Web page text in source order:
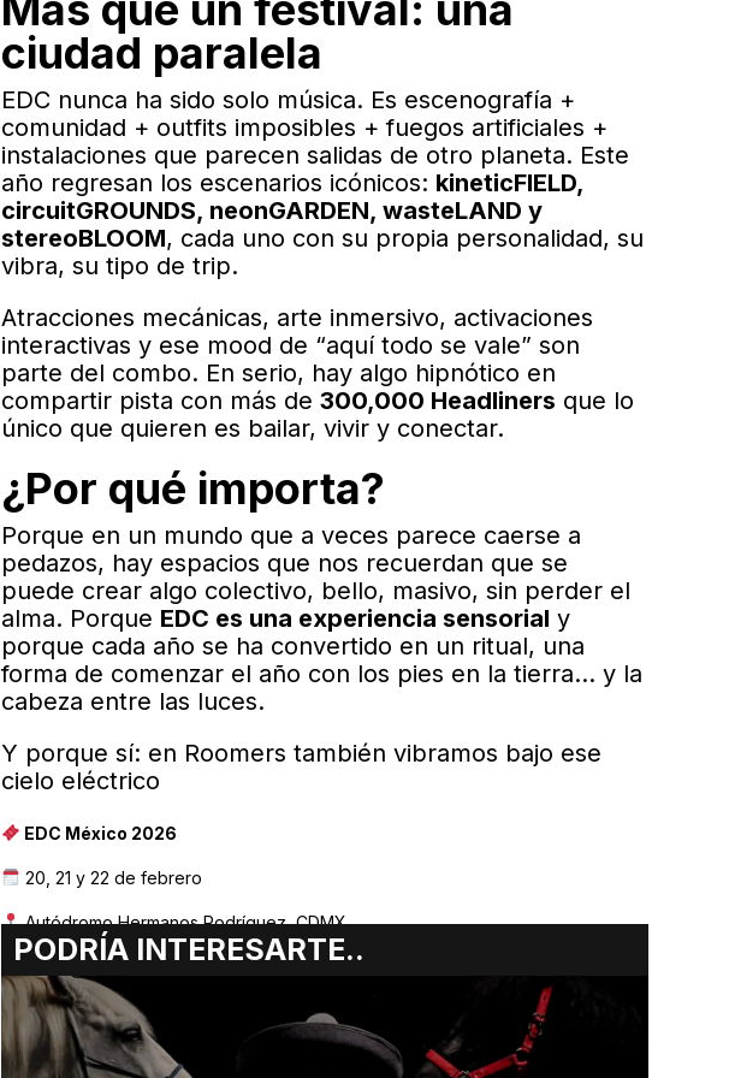
ciudad paralela
EDC nunca ha sido solo música. Es escenografía +
comunidad + outfits imposibles + fuegos artificiales +
instalaciones que parecen salidas de otro planeta. Este
año regresan los escenarios icónicos: kineticFIELD,
circuitGROUNDS, neonGARDEN, wasteLAND y
stereoBLOOM, cada uno con su propia personalidad, su
vibra, su tipo de trip.
Atracciones mecánicas, arte inmersivo, activaciones
interactivas y ese mood de “aquí todo se vale” son
parte del combo. En serio, hay algo hipnótico en
compartir pista con más de300,000 Headliners que lo
único que quieren es bailar, vivir y conectar.
¿Por qué importa?
Porque en un mundo que a veces parece caerse a
pedazos, hay espacios que nos recuerdan que se
puede crear algo colectivo, bello, masivo, sin perder el
alma. Porque EDC es una experiencia sensorial y
porque cada año se ha convertido en un ritual, una
forma de comenzar el año con los pies en la tierra… y la
cabeza entre las luces.
Y porque sí: en Roomers también vibramos bajo ese
cielo eléctrico
EDC México 2026
20, 21 y 22 de febrero
Autódromo Hermanos Rodríguez, CDMX
+100 artistas de todos los géneros
Toda la info: www.edcmexico.com
PODRÍA INTERESARTE..